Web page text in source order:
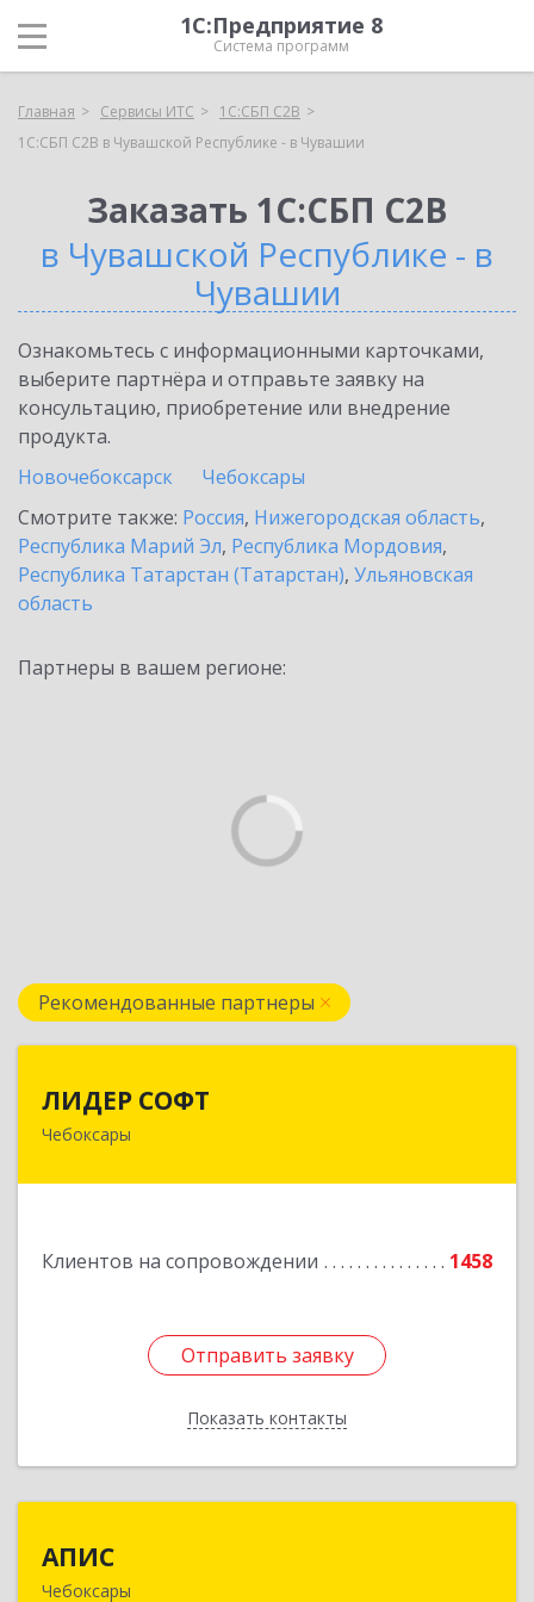
1С:Предприятие 8
Система программ
Главная Сервисы ИТС
1С:СБП C2B
1С:СБП C2B в Чувашской Республике - в Чувашии
Заказать 1С:СБП C2B
в Чувашской Республике - в
Чувашии
Ознакомьтесь с информационными карточками,
выберите партнёра и отправьте заявку на
консультацию, приобретение или внедрение
продукта.
Новочебоксарск
Чебоксары
Смотрите также: Россия, Нижегородская область,
Республика Марий Эл, Республика Мордовия,
Республика Татарстан (Татарстан), Ульяновская
область
Партнеры в вашем регионе:
Рекомендованные партнеры
ЛИДЕР СОФТ
Чебоксары
Клиентов на сопровождении 1458
Отправить заявку
Показать контакты
428018, Чувашская Республика - Чувашия,
Подробнее
Отправить заявку
Назад
АПИС
Чебоксары428001, Чувашская Республика - Чувашия,